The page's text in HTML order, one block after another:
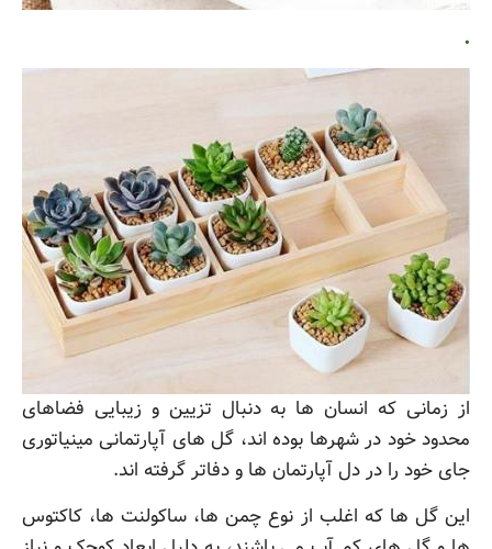
.
از زمانی که انسان ها به دنبال تزیین و زیبایی فضاهای
محدود خود در شهرها بوده اند، گل های آپارتمانی مینیاتوری
جای خود را در دل آپارتمان ها و دفاتر گرفته اند.
این گل ها که اغلب از نوع چمن ها، ساکولنت ها، کاکتوس